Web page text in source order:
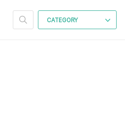
CATEGORY